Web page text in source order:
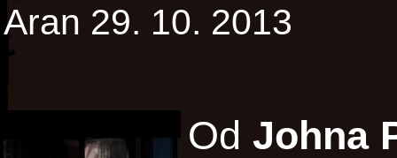
Aran 29. 10. 2013
Od Johna